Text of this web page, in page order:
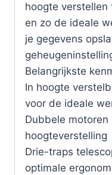
hoogte verstellen
en zo de ideale
je gegevens
Belangrijkste
In hoogte
voor de ideale
Dubbele motoren
hoogteverstelling
Drie-traps
optimale